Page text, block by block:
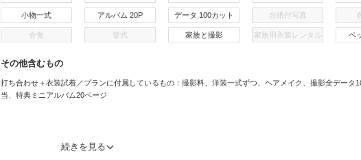
小物一式 アルバム 20P データ 100カット 台紙付写真
会食 挙式 家族と撮影 家族用衣装レンタル ペ
その他含むもの
打ち合わせ＋衣装試着／プランに付属しているもの：撮影料、洋装一式ずつ、ヘアメイク、撮影全データ
当、特典ミニアルバム20ページ
続きを見る